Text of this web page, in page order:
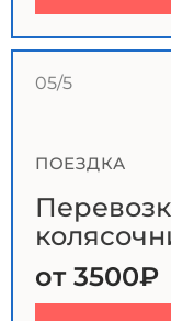
05/5
ПОЕЗДКА
от 3500₽